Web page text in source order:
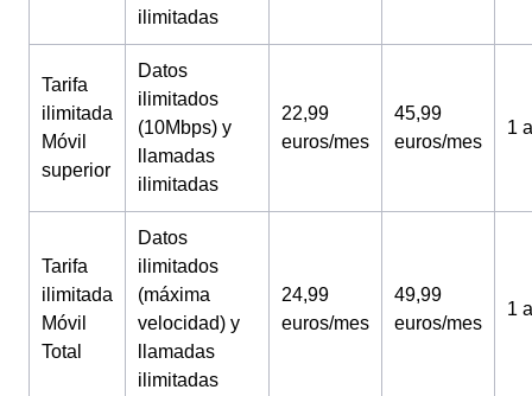
ilimitadas
Tarifa
ilimitada
Móvil
superior
Datos
ilimitados
(10Mbps) y
llamadas
ilimitadas
22,99
euros/mes
45,99
euros/mes
1
Tarifa
ilimitada
Móvil
Total
Datos
ilimitados
(máxima
velocidad) y
llamadas
ilimitadas
24,99
euros/mes
49,99
euros/mes
1